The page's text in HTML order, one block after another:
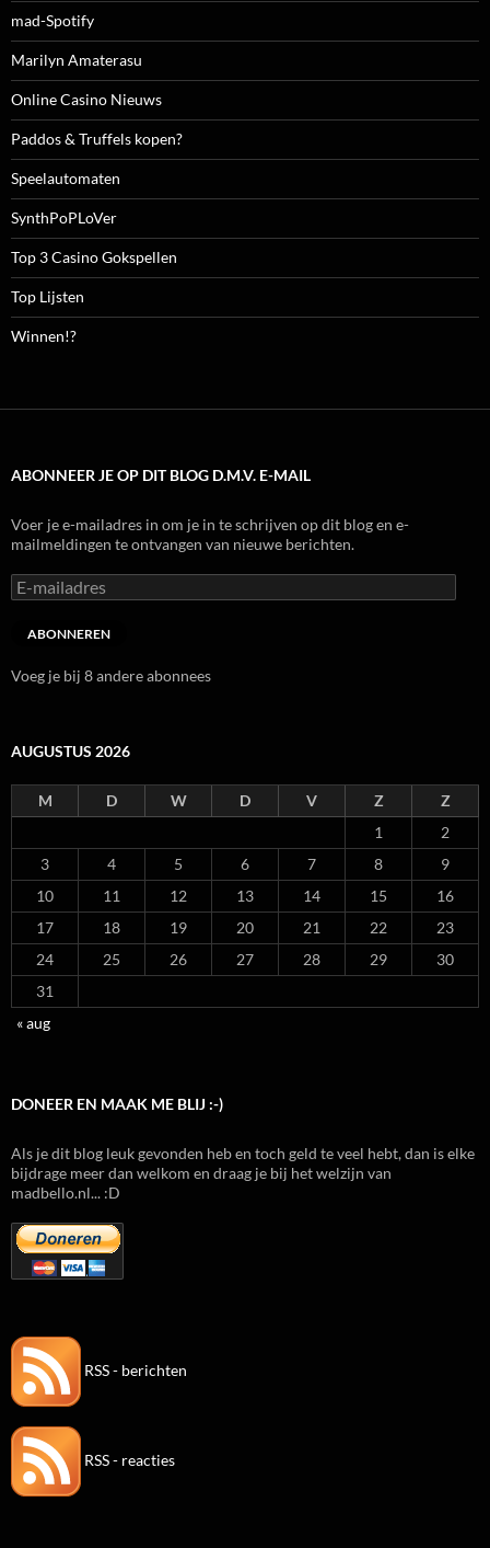
mad-Spotify
Marilyn Amaterasu
Online Casino Nieuws
Paddos & Truffels kopen?
Speelautomaten
SynthPoPLoVer
Top 3 Casino Gokspellen
Top Lijsten
Winnen!?
ABONNEER JE OP DIT BLOG D.M.V. E-MAIL
Voer je e-mailadres in om je in te schrijven op dit blog en e-
mailmeldingen te ontvangen van nieuwe berichten.
E-
mailadres
ABONNEREN
Voeg je bij 8 andere abonnees
AUGUSTUS 2026
M D W D V Z
Z
1
2
3
4 5 6 7 8
9
10
11 12 13 14 15
16
17
18 19 20 21 22
23
24
25 26 27 28 29
30
31
« aug
DONEER EN MAAK ME BLIJ :-)
Als je dit blog leuk gevonden heb en toch geld te veel hebt, dan is elke
bijdrage meer dan welkom en draag je bij het welzijn van
madbello.nl... :D
RSS - berichten
RSS - reacties